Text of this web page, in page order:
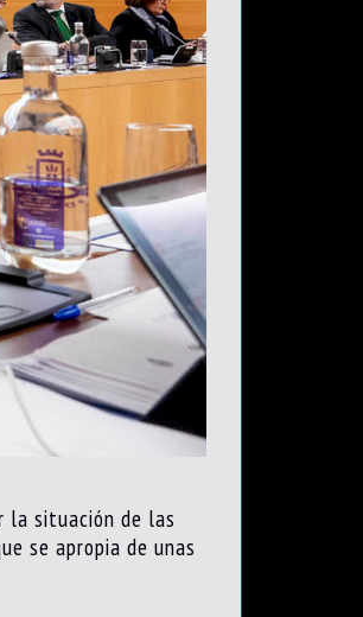
la situación de las
se apropia de unas